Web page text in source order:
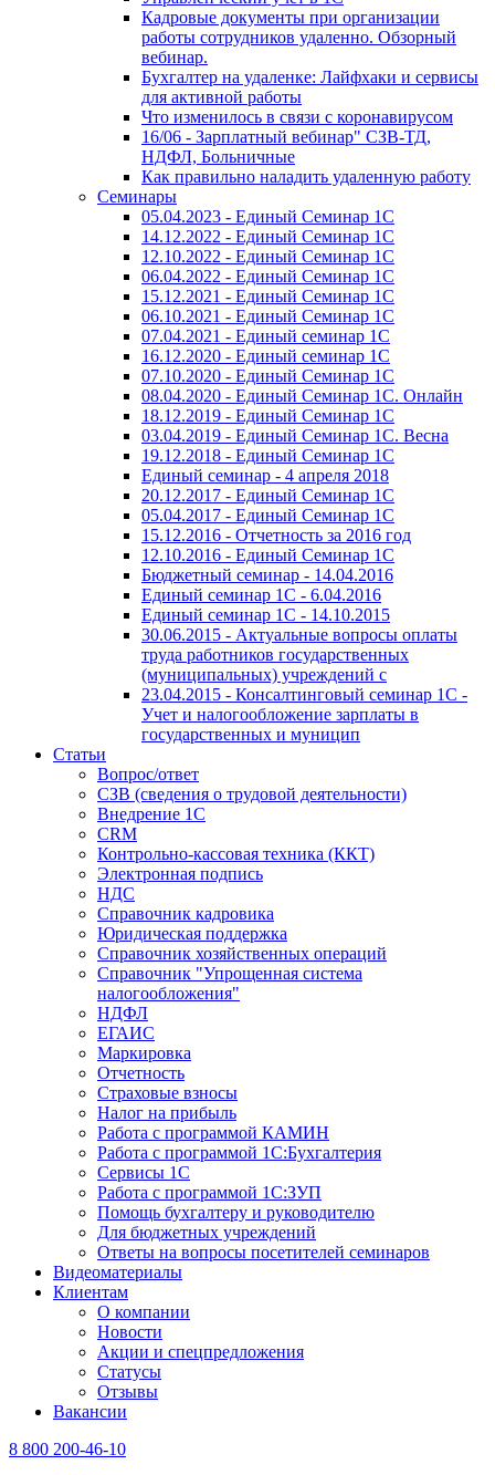
Кадровые документы при организации
работы сотрудников удаленно. Обзорный
вебинар.
Бухгалтер на удаленке: Лайфхаки и сервисы
для активной работы
Что изменилось в связи с коронавирусом
16/06 - Зарплатный вебинар" СЗВ-ТД,
НДФЛ, Больничные
Как правильно наладить удаленную работу
Семинары
05.04.2023 - Единый Семинар 1С
14.12.2022 - Единый Семинар 1С
12.10.2022 - Единый Семинар 1С
06.04.2022 - Единый Семинар 1С
15.12.2021 - Единый Семинар 1С
06.10.2021 - Единый Семинар 1С
07.04.2021 - Единый семинар 1С
16.12.2020 - Единый семинар 1С
07.10.2020 - Единый Семинар 1С
08.04.2020 - Единый Семинар 1С. Онлайн
18.12.2019 - Единый Семинар 1С
03.04.2019 - Единый Семинар 1С. Весна
19.12.2018 - Единый Семинар 1С
Единый семинар - 4 апреля 2018
20.12.2017 - Единый Семинар 1С
05.04.2017 - Единый Семинар 1С
15.12.2016 - Отчетность за 2016 год
12.10.2016 - Единый Семинар 1С
Бюджетный семинар - 14.04.2016
Единый семинар 1С - 6.04.2016
Единый семинар 1С - 14.10.2015
30.06.2015 - Актуальные вопросы оплаты
труда работников государственных
(муниципальных) учреждений с
23.04.2015 - Консалтинговый семинар 1С -
Учет и налогообложение зарплаты в
государственных и муницип
Статьи
Вопрос/ответ
СЗВ (сведения о трудовой деятельности)
Внедрение 1С
CRM
Контрольно-кассовая техника (ККТ)
Электронная подпись
НДС
Справочник кадровика
Юридическая поддержка
Справочник хозяйственных операций
Справочник "Упрощенная система
налогообложения"
НДФЛ
ЕГАИС
Маркировка
Отчетность
Страховые взносы
Налог на прибыль
Работа с программой КАМИН
Работа с программой 1С:Бухгалтерия
Сервисы 1С
Работа с программой 1С:ЗУП
Помощь бухгалтеру и руководителю
Для бюджетных учреждений
Ответы на вопросы посетителей семинаров
Видеоматериалы
Клиентам
О компании
Новости
Акции и спецпредложения
Статусы
Отзывы
Вакансии
8 800 200-46-10